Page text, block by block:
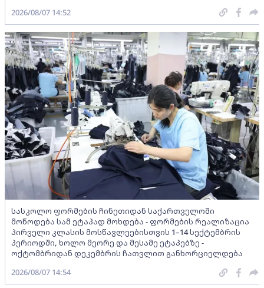
2026/08/07 14:52
სასკოლო ფორმების ჩინეთიდან საქართველოში
მოწოდება სამ ეტაპად მოხდება - ფორმების რეალიზაცია
პირველი კლასის მოსწავლეებისთვის 1–14 სექტემბრის
პერიოდში, ხოლო მეორე და მესამე ეტაპებზე -
ოქტომბრიდან დეკემბრის ჩათვლით განხორციელდება
2026/08/07 14:54